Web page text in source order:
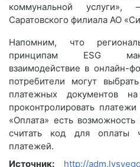
коммунальной услуги»,
Саратовского филиала АО
Напомним, что
принципам ESG
взаимодействие в онлайн-
потребители могут
платежных документов
проконтролировать
«Оплата» есть
считать код для оплаты
платежей.
Источник:
http://